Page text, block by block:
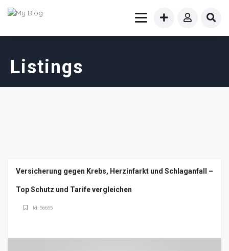
Listings
Versicherung gegen Krebs, Herzinfarkt und Schlaganfall –
Top Schutz und Tarife vergleichen
Id: 56655